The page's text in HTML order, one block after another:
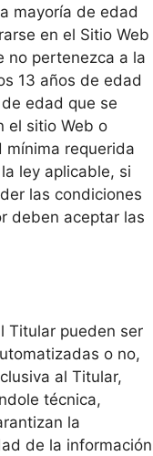
mayoría de edad
en el Sitio Web
no pertenezca a la
13 años de edad
edad que se
el sitio Web o
requerida
ley aplicable, si
las condiciones
deben aceptar las
Titular pueden ser
o no,
al Titular,
técnica,
la
de la información